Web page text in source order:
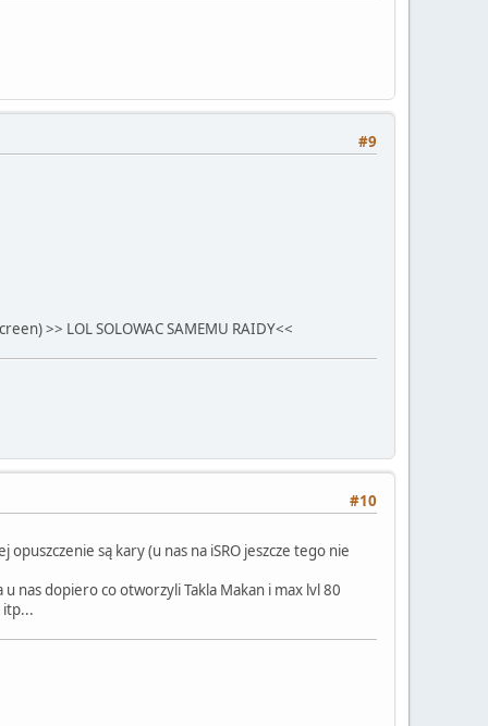
#9
>> LOL SOLOWAC SAMEMU RAIDY<<
#10
są kary (u nas na iSRO jeszcze tego nie
nas dopiero co otworzyli Takla Makan i max lvl 80
itp...